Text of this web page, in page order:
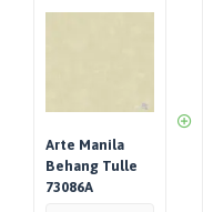
Arte Manila
Behang Tulle
73086A